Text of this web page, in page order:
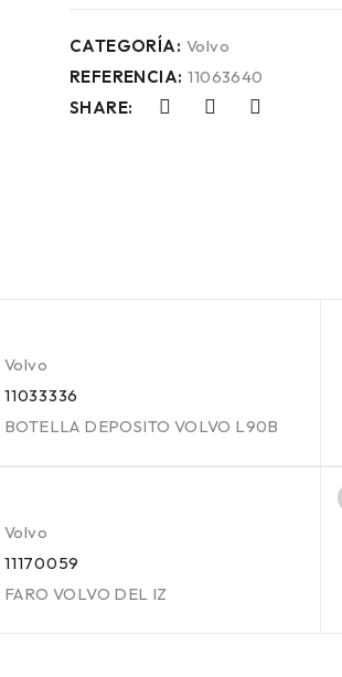
CATEGORÍA: Volvo
REFERENCIA: 11063640
SHARE:
Volvo
11033336
BOTELLA DEPOSITO VOLVO L90B
Volvo
11170059
FARO VOLVO DEL IZ